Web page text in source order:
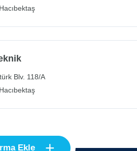
Hacıbektaş
Blv. 118/A
Hacıbektaş
Ekle